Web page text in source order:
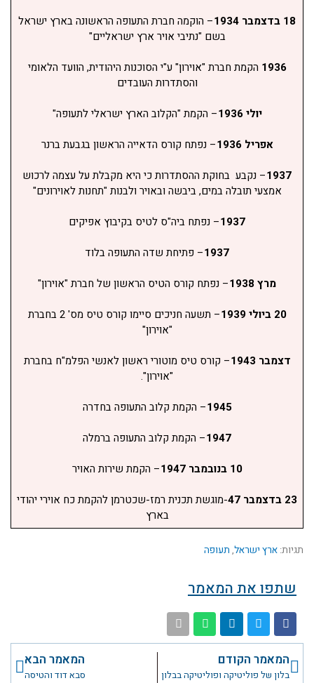
18 בדצמבר 1934
– הוקמה חברת התעופה הראשונה בארץ ישראל
בשם "נתיבי אויר ארץ ישראליים"
1936 הקמת חברת "אוירון" ע"י הסוכנות היהודית, הוועד הלאומי
והסתדרות העובדים
יולי 1936
– הקמת "הקלוב הארץ ישראלי לתעופה"
אפריל 1936
– נפתח קורס הדאייה הראשון בגבעת ברנר
1937– נקבע בחוקת ההסתדרות כי היא מקבלת על עצמה לרכוש
אמצעי תובלה במים, ביבשה ובאויר ולבנות "תחנות לאוירונים"
1937– נפתח ביה"ס לטיס בקיבוץ אפיקים
1937– פתיחת שדה התעופה בלוד
מרץ 1938
– נפתח קורס הטיס הראשון של חברת "אוירון"
20 ביולי 1939
– תשעה חניכים סיימו קורס טיס מס' 2 בחברת
"אוירון"
דצמבר 1943
– קורס טיס מוטורי ראשון לאנשי הפלמ"ח בחברת
"אוירון".
1945– הקמת קלוב התעופה בחדרה
1947– הקמת קלוב התעופה ברמלה
10 בנובמבר 1947
– הקמת שירות האויר
23 בדצמבר 47
-מוגשת תכנית רמז-שכטרמן להקמת כח אוירי יהודי
בארץ
תגיות: ארץ ישראל, תעופה
שתפו את המאמר
קודם
המאמר הקודם
בלון של פוליטיקה ופוליטיקה בבלון
המאמר הבא
סבא דוד והטיסה